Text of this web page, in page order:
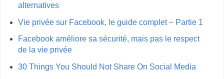
alternatives
Vie privée sur Facebook, le guide complet – Partie 1
Facebook améliore sa sécurité, mais pas le respect
de la vie privée
30 Things You Should Not Share On Social Media